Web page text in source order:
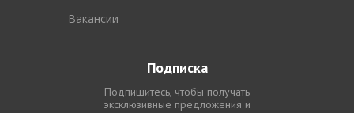
Вакансии
Подписка
Подпишитесь, чтобы получать
эксклюзивные предложения и